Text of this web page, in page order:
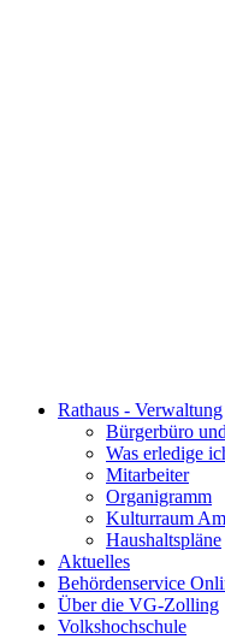
Rathaus - Verwaltung
Bürgerbüro
Was erledige
Mitarbeiter
Organigramm
Kulturraum
Haushaltspläne
Aktuelles
Behördenservice
Über die VG-Zolling
Volkshochschule